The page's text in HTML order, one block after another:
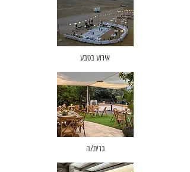
אירוע בטבע
ברית/ה